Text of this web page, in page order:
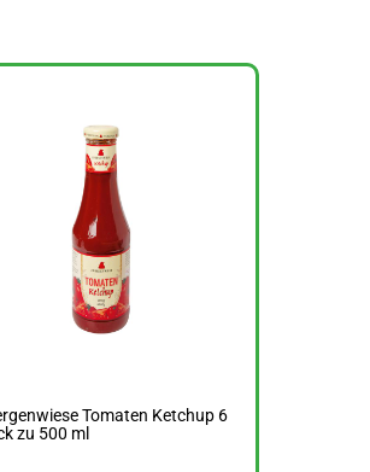
Tomaten Ketchup 6
zu 500 ml